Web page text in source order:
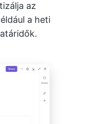
az
a heti